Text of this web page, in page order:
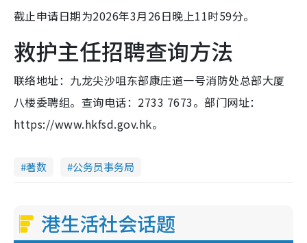
截止申请日期为2026年3月26日晚上11时59分。
救护主任招聘查询方法
联络地址：九龙尖沙咀东部康庄道一号消防处总部大厦
八楼委聘组。查询电话：2733 7673。部门网址：
https://www.hkfsd.gov.hk。
著数 公务员事务局
港生活社会话题